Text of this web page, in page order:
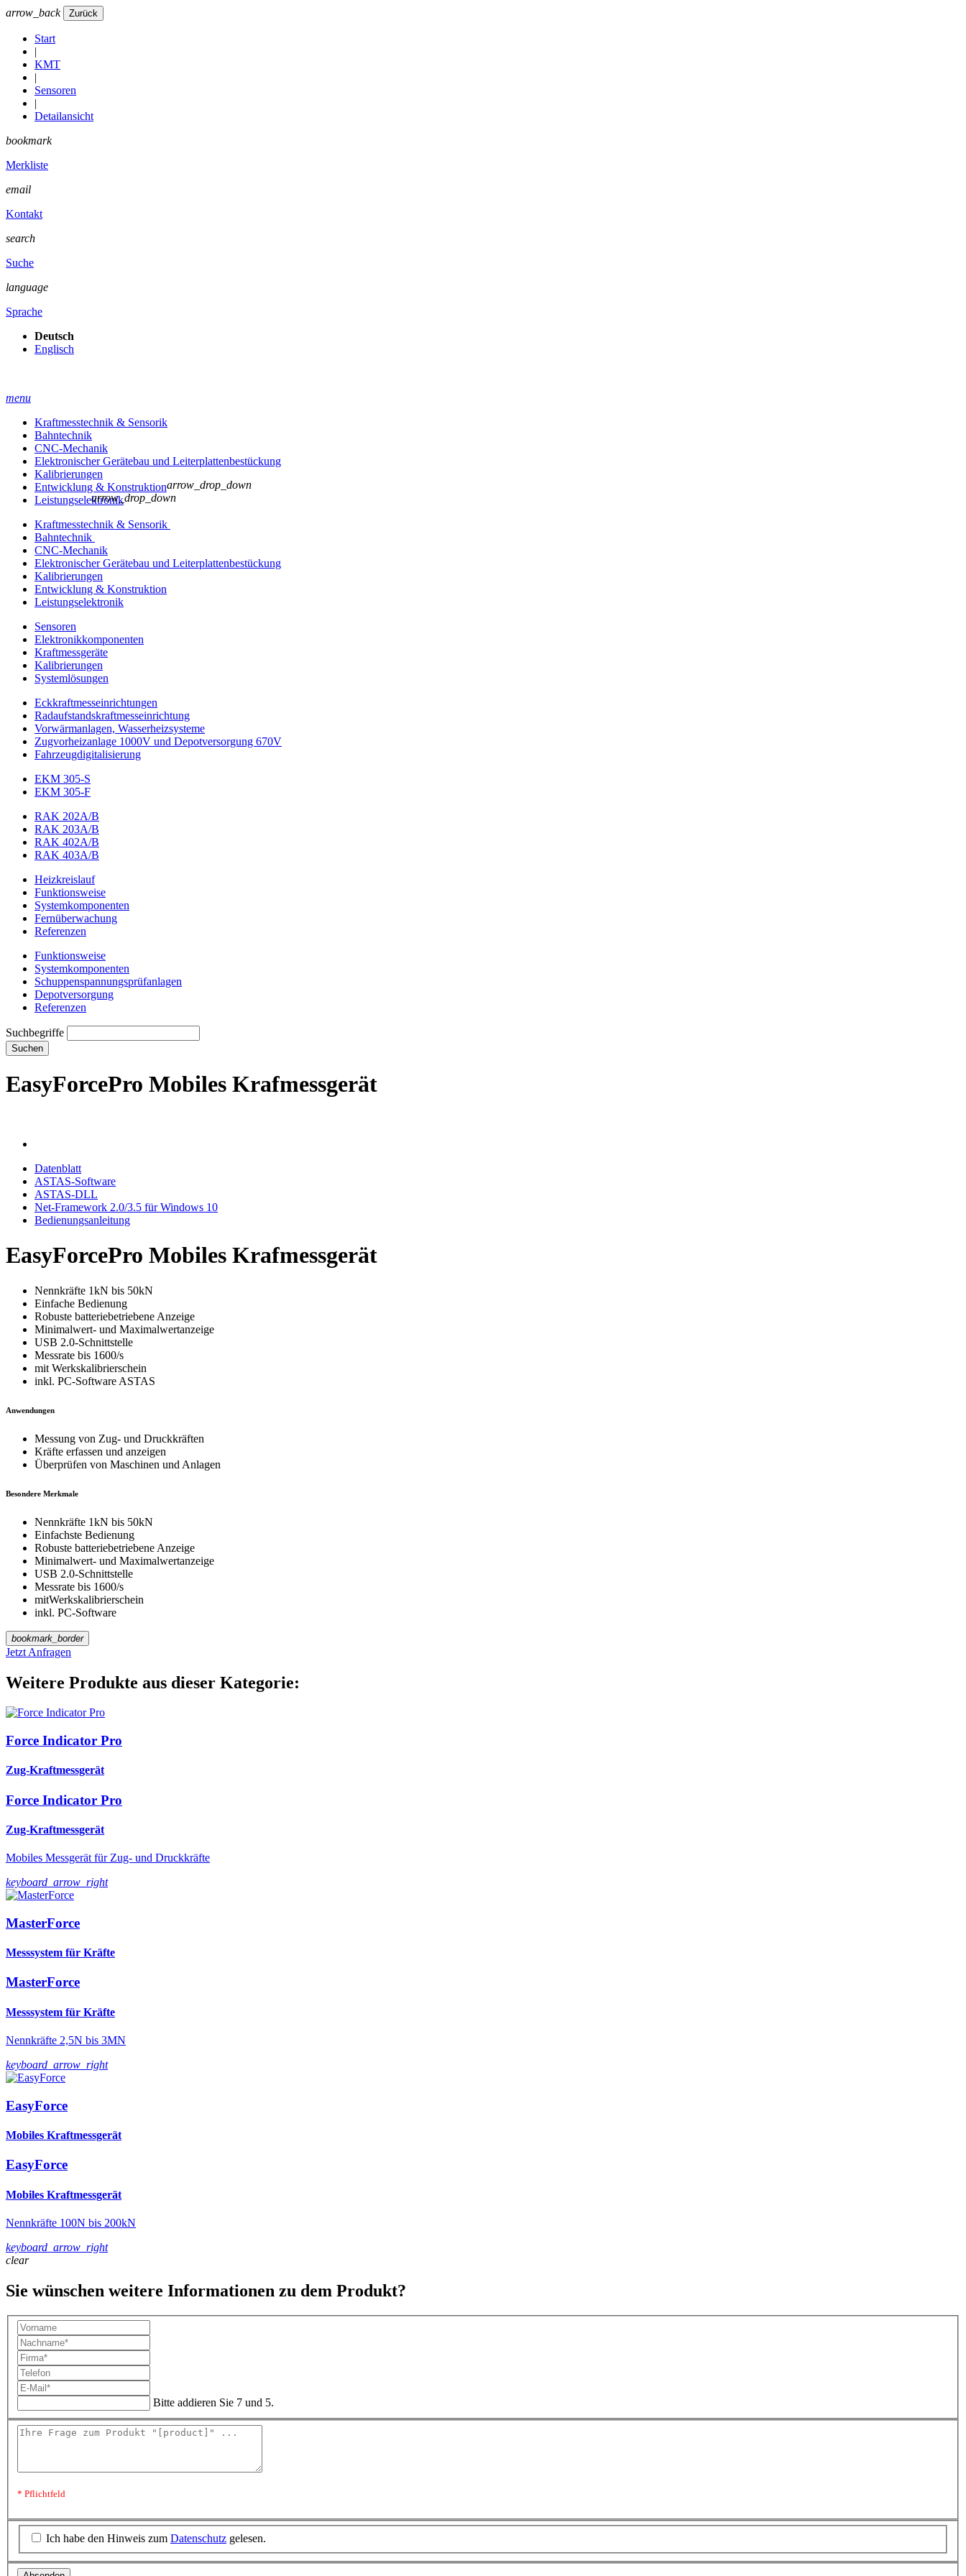
arrow_back
Start
|
KMT
|
Sensoren
|
Detailansicht
bookmark
Merkliste
email
Kontakt
search
Suche
language
Sprache
Deutsch
Englisch
menu
Kraftmesstechnik & Sensorik
Bahntechnik
CNC-Mechanik
Elektronischer Gerätebau und Leiterplatten­bestückung
Kalibrierungen
Entwicklung & Konstruktion
Leistungselektronik
Kraftmesstechnik & Sensorik
arrow_drop_down
Bahntechnik
arrow_drop_down
CNC-Mechanik
Elektronischer Gerätebau und Leiterplatten­bestückung
Kalibrierungen
Entwicklung & Konstruktion
Leistungselektronik
Sensoren
Elektronikkomponenten
Kraftmessgeräte
Kalibrierungen
Systemlösungen
Eckkraftmess­einrichtungen
Radaufstands­kraftmess­einrichtung
Vorwärmanlagen, Wasserheizsysteme
Zugvorheizanlage 1000V und Depotversorgung 670V
Fahrzeugdigitalisierung
EKM 305-S
EKM 305-F
RAK 202A/B
RAK 203A/B
RAK 402A/B
RAK 403A/B
Heizkreislauf
Funktionsweise
Systemkomponenten
Fernüberwachung
Referenzen
Funktionsweise
Systemkomponenten
Schuppenspannungs­prüfanlagen
Depotversorgung
Referenzen
Suchbegriffe
Suchen
EasyForcePro Mobiles Krafmessgerät
Datenblatt
ASTAS-Software
ASTAS-DLL
Net-Framework 2.0/3.5 für Windows 10
Bedienungsanleitung
EasyForcePro Mobiles Krafmessgerät
Nennkräfte 1kN bis 50kN
Einfache Bedienung
Robuste batteriebetriebene Anzeige
Minimalwert- und Maximalwertanzeige
USB 2.0-Schnittstelle
Messrate bis 1600/s
mit Werkskalibrierschein
inkl. PC-Software ASTAS
Anwendungen
Messung von Zug- und Druckkräften
Kräfte erfassen und anzeigen
Überprüfen von Maschinen und Anlagen
Besondere Merkmale
Nennkräfte 1kN bis 50kN
Einfachste Bedienung
Robuste batteriebetriebene Anzeige
Minimalwert- und Maximalwertanzeige
USB 2.0-Schnittstelle
Messrate bis 1600/s
mitWerkskalibrierschein
inkl. PC-Software
bookmark_border
Jetzt Anfragen
Weitere Produkte aus dieser Kategorie:
Force Indicator Pro
Zug-Kraftmessgerät
Force Indicator Pro
Zug-Kraftmessgerät
Mobiles Messgerät für Zug- und Druckkräfte
keyboard_arrow_right
MasterForce
Messsystem für Kräfte
MasterForce
Messsystem für Kräfte
Nennkräfte 2,5N bis 3MN
keyboard_arrow_right
EasyForce
Mobiles Kraftmessgerät
EasyForce
Mobiles Kraftmessgerät
Nennkräfte 100N bis 200kN
keyboard_arrow_right
clear
Sie wünschen weitere Informationen zu dem Produkt?
Bitte addieren Sie 7 und 5.
* Pflichtfeld
Ich habe den Hinweis zum Datenschutz gelesen.